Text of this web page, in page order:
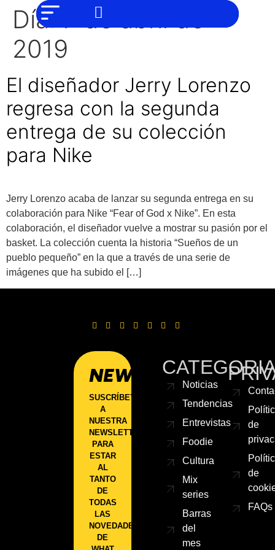
Foodie
Cultura
Mix
Mes
Música
PERO IGUAL
Día:7 de abril de
2019
El diseñador Jerry Lorenzo
regresa con la segunda
entrega de su colección
para Nike
Jerry Lorenzo acaba de lanzar su segunda entrega en su
colaboración para Nike “Fear of God x Nike”. En esta
colaboración, el diseñador vuelve a mostrar su pasión por el
basket. La colección cuenta la historia “Sueños de un
pueblo pequeño” en la que a través de una serie de
imágenes que ha subido el […]
NEWSLETTER
SUSCRÍBETE
A
NUESTRA
NEWSLETTER
PARA
ESTAR
AL
TANTO
DE
TODAS
LAS
NOVEDADES
DE
Noticias
Tendencias
Entrevistas
Foodie
Cultura
Mix
series
Barras
del
mes
de
de
FAQs